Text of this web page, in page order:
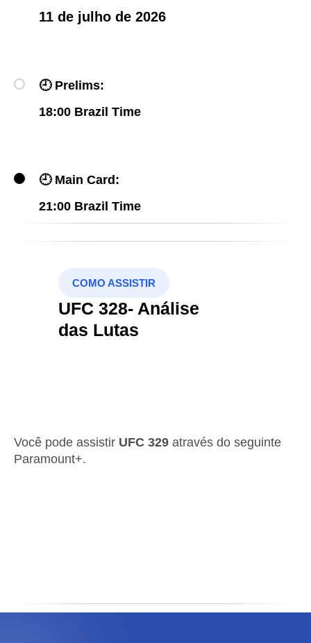
11 de julho de 2026
🕘 Prelims:
18:00 Brazil Time
🕘 Main Card:
21:00 Brazil Time
COMO ASSISTIR
UFC 328- Análise
das Lutas
Você pode assistir UFC 329 através do seguinte
Paramount+.